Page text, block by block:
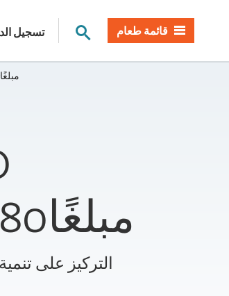
تسجيل بحث الموقعقائمة طعام
يستثمر برنامج Shine التابع لـ SMUD مبلغًا580 ، 000 دولارًا في المشاريع المحلية
مبلغًا580 ، 000 دولارًا في المشاريع المحلية
التركيز على